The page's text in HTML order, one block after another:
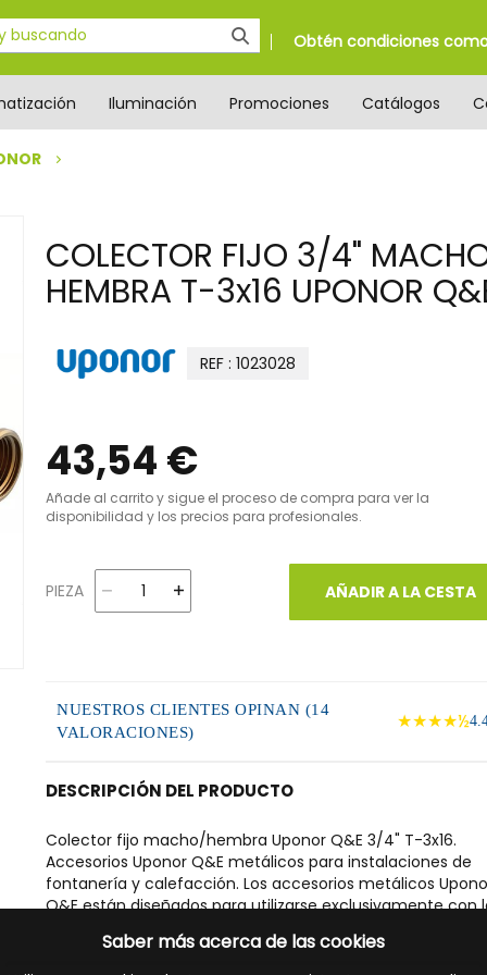
Saber más acerca de las cookies
Obtén condiciones
Iluminación Promociones Catálogos
COLECTOR FIJO 3/4"
HEMBRA T-3x16 UPONOR
REF : 1023028
43,54 €
Añade al carrito y sigue el proceso de compra para ver la
disponibilidad y los precios para profesionales.
PIEZA AÑADIR A LA CESTA
NUESTROS CLIENTES OPINAN (14
VALORACIONES)
★★★★½
DESCRIPCIÓN DEL PRODUCTO
Colector fijo macho/hembra Uponor Q&E 3/4" T-3x16.
Accesorios Uponor Q&E metálicos para instalaciones de
fontanería y calefacción. Los accesorios metálicos
Q&E están diseñados para utilizarse exclusivamente con
tuberías de polietileno reticulado fabricadas por Uponor
conjunto con los anillos Uponor Q&E Evolution. Accesorios
fabricados en latón. Los accesorios Uponor Q&E son aptos